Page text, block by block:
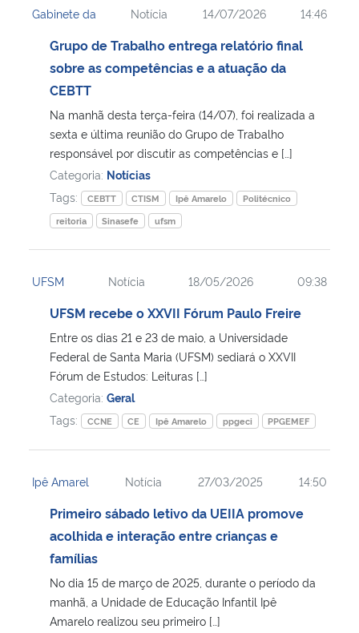
Ministério da Cidadania
Ministério da Saúde
Ministério de Minas e Energia
Ministério da Ciência, Tecnologia, Inovações e Comunicações
Ministério do Meio Ambiente
Ministério do Turismo
Controladoria-Geral da União
Ministério da Mulher, da Família e dos Direitos Humanos
Secretaria-Geral
Gabinete de Segurança Institucional
Advocacia-Geral da União
Banco Central do Brasil
Gabinete da Notícia 14/07/2026 14:46
Grupo de Trabalho entrega relatório final
sobre as competências e a atuação da
CEBTT
Na manhã desta terça-feira (14/07), foi realizada a
sexta e última reunião do Grupo de Trabalho
responsável por discutir as competências e […]
Categoria: Notícias
Tags:
CEBTT CTISM Ipê Amarelo
Politécnico
reitoria
Sinasefe ufsm
UFSM Notícia 18/05/2026 09:38
UFSM recebe o XXVII Fórum Paulo Freire
Entre os dias 21 e 23 de maio, a Universidade
Federal de Santa Maria (UFSM) sediará o XXVII
Fórum de Estudos: Leituras […]
Categoria: Geral
Tags:
CCNE CE Ipê Amarelo ppgeci PPGEMEF
Ipê Amarel Notícia 27/03/2025 14:50
Primeiro sábado letivo da UEIIA promove
acolhida e interação entre crianças e
famílias
No dia 15 de março de 2025, durante o período da
manhã, a Unidade de Educação Infantil Ipê
Amarelo realizou seu primeiro […]